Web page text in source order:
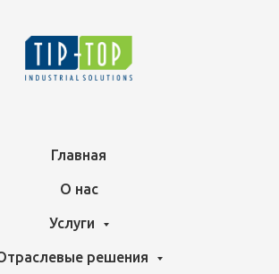
Главная
О нас
Услуги
решения